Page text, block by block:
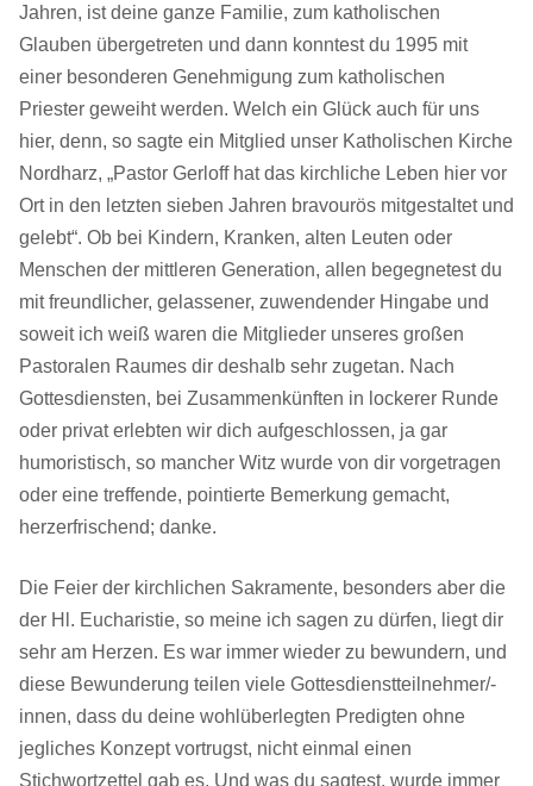
Jahren, ist deine ganze Familie, zum katholischen
Glauben übergetreten und dann konntest du 1995 mit
einer besonderen Genehmigung zum katholischen
Priester geweiht werden. Welch ein Glück auch für uns
hier, denn, so sagte ein Mitglied unser Katholischen Kirche
Nordharz, „Pastor Gerloff hat das kirchliche Leben hier vor
Ort in den letzten sieben Jahren bravourös mitgestaltet und
gelebt“. Ob bei Kindern, Kranken, alten Leuten oder
Menschen der mittleren Generation, allen begegnetest du
mit freundlicher, gelassener, zuwendender Hingabe und
soweit ich weiß waren die Mitglieder unseres großen
Pastoralen Raumes dir deshalb sehr zugetan. Nach
Gottesdiensten, bei Zusammenkünften in lockerer Runde
oder privat erlebten wir dich aufgeschlossen, ja gar
humoristisch, so mancher Witz wurde von dir vorgetragen
oder eine treffende, pointierte Bemerkung gemacht,
herzerfrischend; danke.
Die Feier der kirchlichen Sakramente, besonders aber die
der Hl. Eucharistie, so meine ich sagen zu dürfen, liegt dir
sehr am Herzen. Es war immer wieder zu bewundern, und
diese Bewunderung teilen viele Gottesdienstteilnehmer/-
innen, dass du deine wohlüberlegten Predigten ohne
jegliches Konzept vortrugst, nicht einmal einen
Stichwortzettel gab es. Und was du sagtest, wurde immer